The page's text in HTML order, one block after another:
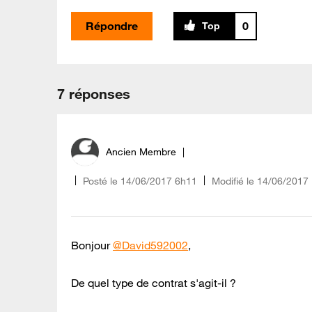
Répondre 0
7 réponses
Ancien Membre
Posté le ‎14/06/2017 6h11 Modifié le 14/06/2017
Bonjour@David592002,
De quel type de contrat s'agit-il ?